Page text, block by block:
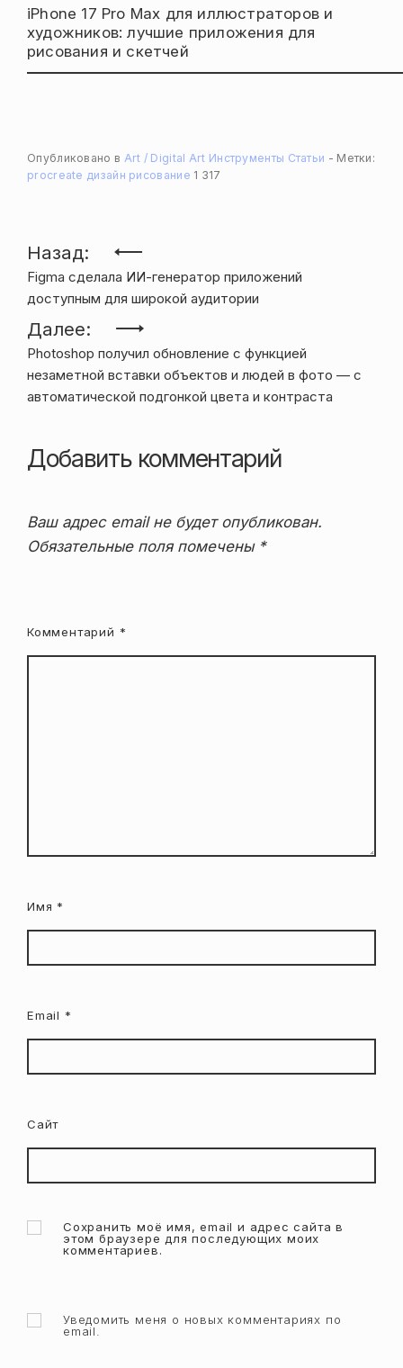
iPhone 17 Pro Max для иллюстраторов и
художников: лучшие приложения для
рисования и скетчей
Опубликовано в Art / Digital Art Инструменты Статьи
Метки:
procreate дизайн рисование 1 317
Навигация
по
записям
Назад:
Figma сделала ИИ-генератор приложений
доступным для широкой аудитории
Далее:
Photoshop получил обновление с функцией
незаметной вставки объектов и людей в фото — с
автоматической подгонкой цвета и контраста
Добавить комментарий
Ваш адрес email не будет опубликован.
Обязательные поля помечены *
Комментарий *
Имя *
Email *
Сайт
Сохранить моё имя, email и адрес сайта в
этом браузере для последующих моих
комментариев.
Уведомить меня о новых комментариях по
email.